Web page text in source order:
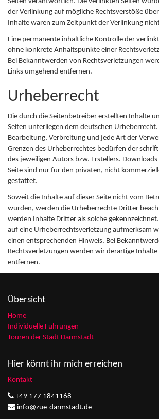
der Verlinkung auf mögliche Rechtsverstöße
Inhalte waren zum Zeitpunkt der Verlinkung
Eine permanente inhaltliche Kontrolle der
ohne konkrete Anhaltspunkte einer
Bei Bekanntwerden von Rechtsverletzungen
Links umgehend entfernen.
Urheberrecht
Die durch die Seitenbetreiber erstellten Inhalte
Seiten unterliegen dem deutschen
Bearbeitung, Verbreitung und jede Art der
Grenzen des Urheberrechtes bedürfen der
des jeweiligen Autors bzw. Erstellers.
Seite sind nur für den privaten, nicht
gestattet.
Soweit die Inhalte auf dieser Seite nicht vom
wurden, werden die Urheberrechte Dritter
werden Inhalte Dritter als solche
auf eine Urheberrechtsverletzung aufmerksam
einen entsprechenden Hinweis. Bei
Rechtsverletzungen werden wir derartige Inhalte
entfernen.
Übersicht
Home
Individuelle Führungen
Touren der Stadt Darmstadt
Hier könnt ihr mich erreichen
Kontakt
+49 177 1841168
info@zue-darmstadt.de